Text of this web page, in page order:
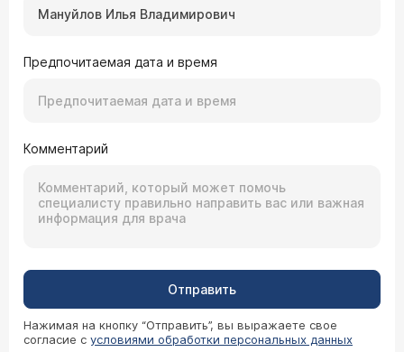
Предпочитаемая дата и время
Комментарий
Отправить
Нажимая на кнопку “Отправить”, вы выражаете свое
согласие с условиями обработки персональных данных